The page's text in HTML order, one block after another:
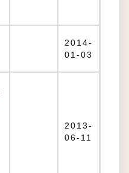
2014-
01-03
2013-
06-11